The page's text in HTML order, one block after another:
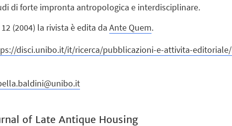
di forte impronta antropologica e interdisciplinare.
(2004) la rivista è edita da Ante Quem.
disci.unibo.it/it/ricerca/pubblicazioni-e-attivita-
of Late Antique Housing